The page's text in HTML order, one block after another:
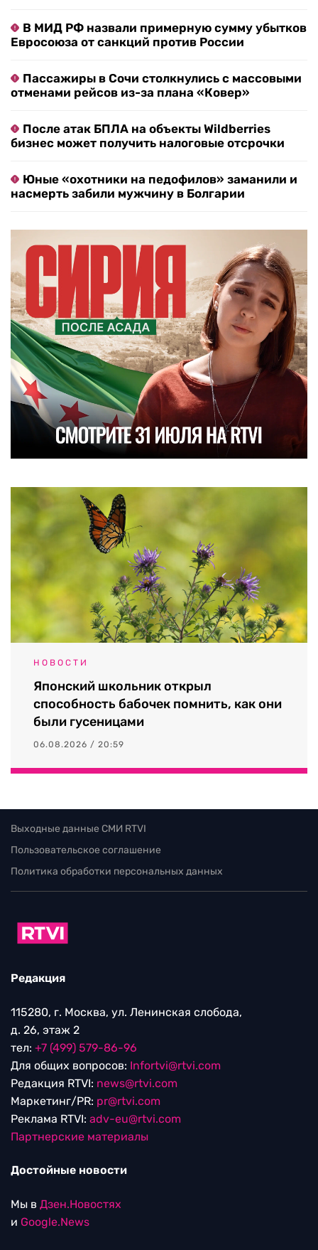
В МИД РФ назвали примерную сумму убытков
Евросоюза от санкций против России
Пассажиры в Сочи столкнулись с массовыми
отменами рейсов из-за плана «Ковер»
После атак БПЛА на объекты Wildberries
бизнес может получить налоговые отсрочки
Юные «охотники на педофилов» заманили и
насмерть забили мужчину в Болгарии
НОВОСТИ
Японский школьник открыл
способность бабочек помнить, как они
были гусеницами
06.08.2026 / 20:59
Выходные данные СМИ RTVI
Пользовательское соглашение
Политика обработки персональных данных
Редакция
115280, г. Москва, ул. Ленинская слобода,
д. 26, этаж 2
тел: +7 (499) 579-86-96
Для общих вопросов: Infortvi@rtvi.com
Редакция RTVI: news@rtvi.com
Маркетинг/PR: pr@rtvi.com
Реклама RTVI: adv-eu@rtvi.com
Партнерские материалы
Достойные новости
Мы в Дзен.Новостях
и Google.News